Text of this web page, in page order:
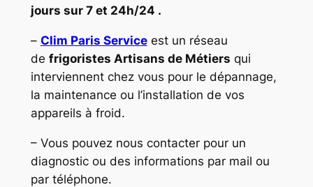
jours sur 7 et 24h/24 .
– Clim Paris Serviceest un réseau
de frigoristes Artisans de Métiers qui
interviennent chez vous pour le dépannage,
la maintenance ou l’installation de vos
appareils à froid.
– Vous pouvez nous contacter pour un
diagnostic ou des informations par mail ou
par téléphone.